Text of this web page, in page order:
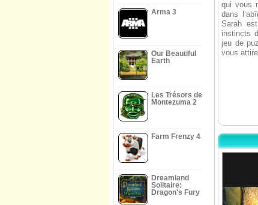
Arma 3
Our Beautiful
Earth
Les Trésors de
Montezuma 2
Farm Frenzy 4
Dreamland
Solitaire:
Dragon's Fury
qui vous
dans
Sarah
instincts
jeu de
vous